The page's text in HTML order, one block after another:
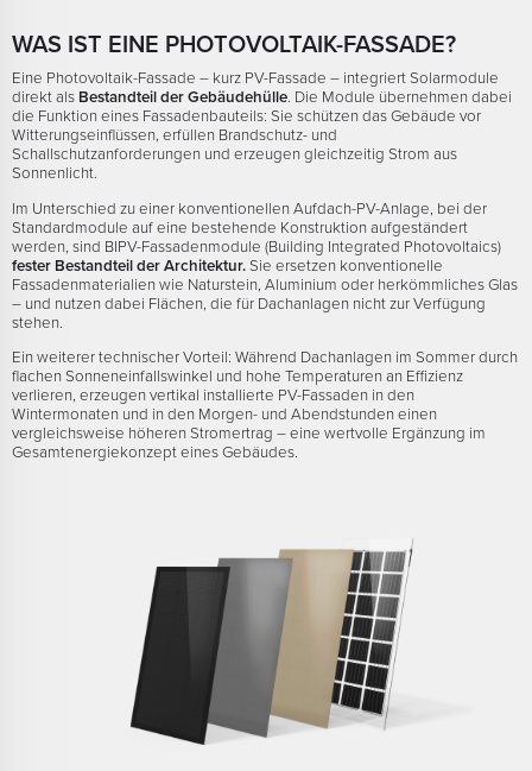
WAS IST EINE PHOTOVOLTAIK-FASSADE?
Eine Photovoltaik-Fassade – kurz PV-Fassade – integriert Solarmodule
direkt als Bestandteil der Gebäudehülle. Die Module übernehmen dabei
die Funktion eines Fassadenbauteils: Sie schützen das Gebäude vor
Witterungseinflüssen, erfüllen Brandschutz- und
Schallschutzanforderungen und erzeugen gleichzeitig Strom aus
Sonnenlicht.
Im Unterschied zu einer konventionellen Aufdach-PV-Anlage, bei der
Standardmodule auf eine bestehende Konstruktion aufgeständert
werden, sind BIPV-Fassadenmodule (Building Integrated Photovoltaics)
fester Bestandteil der Architektur.Sie ersetzen konventionelle
Fassadenmaterialien wie Naturstein, Aluminium oder herkömmliches Glas
– und nutzen dabei Flächen, die für Dachanlagen nicht zur Verfügung
stehen.
Ein weiterer technischer Vorteil: Während Dachanlagen im Sommer durch
flachen Sonneneinfallswinkel und hohe Temperaturen an Effizienz
verlieren, erzeugen vertikal installierte PV-Fassaden in den
Wintermonaten und in den Morgen- und Abendstunden einen
vergleichsweise höheren Stromertrag – eine wertvolle Ergänzung im
Gesamtenergiekonzept eines Gebäudes.